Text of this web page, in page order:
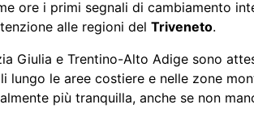
ore i primi segnali di cambiamento
alle regioni del Triveneto.
Giulia e Trentino-Alto Adige sono
lungo le aree costiere e nelle zone
più tranquilla, anche se non